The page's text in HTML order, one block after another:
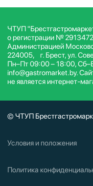
ЧТУП
о регистрации №
Администрацией
224005, г. Брест, ул.
Пн–Пт 09:00 – 18:00,
info@gastromarket.by.
не является интернет-
© ЧТУП
Условия и положения
Политика